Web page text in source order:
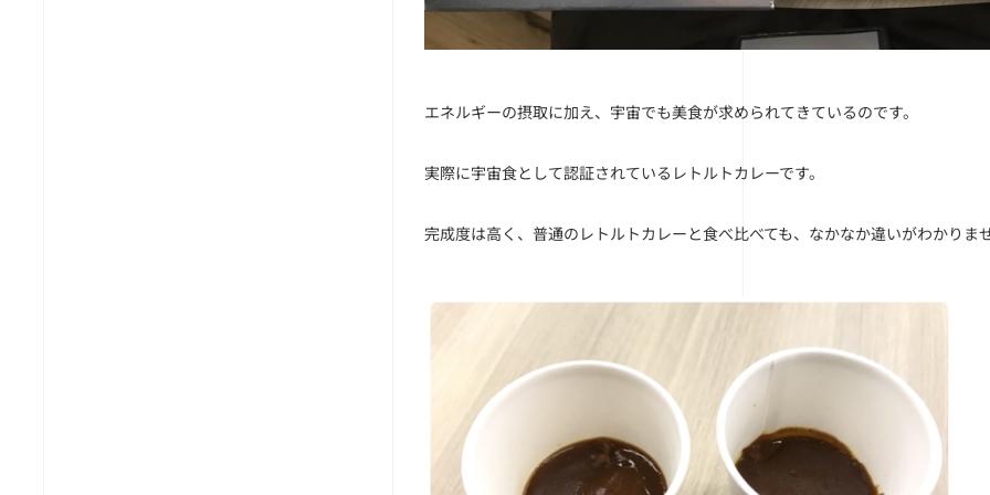
エネルギーの摂取に加え、宇宙でも美食が求められてきているのです。
実際に宇宙食として認証されているレトルトカレーです。
完成度は高く、普通のレトルトカレーと食べ比べても、なかなか違いがわかりま